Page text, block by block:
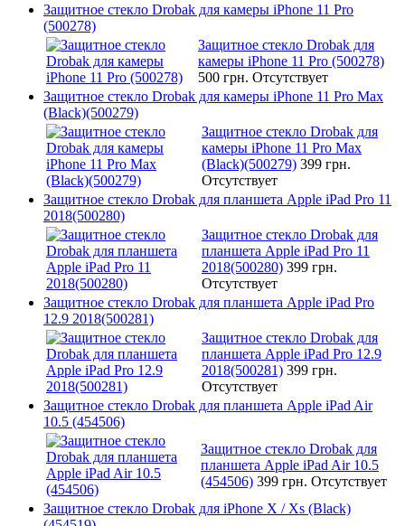
Защитное стекло Drobak для камеры iPhone 11 Pro
(500278)
Защитное стекло Drobak для
камеры iPhone 11 Pro (500278)
500 грн. Отсутствует
Защитное стекло Drobak для камеры iPhone 11 Pro Max
(Black)(500279)
Защитное стекло Drobak для
камеры iPhone 11 Pro Max
(Black)(500279) 399 грн.
Отсутствует
Защитное стекло Drobak для планшета Apple iPad Pro 11
2018(500280)
Защитное стекло Drobak для
планшета Apple iPad Pro 11
2018(500280) 399 грн.
Отсутствует
Защитное стекло Drobak для планшета Apple iPad Pro
12.9 2018(500281)
Защитное стекло Drobak для
планшета Apple iPad Pro 12.9
2018(500281) 399 грн.
Отсутствует
Защитное стекло Drobak для планшета Apple iPad Air
10.5 (454506)
Защитное стекло Drobak для
планшета Apple iPad Air 10.5
(454506) 399 грн. Отсутствует
Защитное стекло Drobak для iPhone X / Xs (Black)